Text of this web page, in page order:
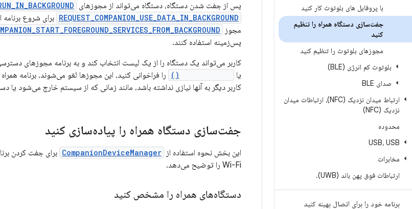
با پروفایل های بلوتوث کار کنید
جفت‌سازی دستگاه همراه را تنظیم
کنید
مجوزهای بلوتوث را تنظیم کنید
بلوتوث کم انرژی (BLE)
صدای BLE
ارتباط میدان نزدیک (NFC)، ارتباطات میدان
نزدیک (NFC)
محدوده
USB، USB
مخابرات
ارتباطات فوق پهن باند (UWB)
.
برنامه خود را برای اتصال بهینه کنید
پس از جفت شدن دستگاه، دستگاه می‌تواند از مجوزهای
REQUEST_COMPANION_USE_DATA_IN_BACKGROUND برای شروع برنامه
مجوز
پس‌زمینه استفاده کنند.
کاربر می‌تواند یک دستگاه را از یک لیست انتخاب کند و به برنامه مجوزهای
یا
را فراخوانی کنید، این مجوزها لغو می‌شوند. برنامه
کاربر دیگر به آنها نیازی نداشته باشد، مانند زمانی که از سیستم خارج می‌شود
جفت‌سازی دستگاه همراه را پیاده‌سازی کنید
این بخش نحوه استفاده از CompanionDeviceManager
Wi-Fi را توضیح می‌دهد.
دستگاه‌های همراه را مشخص کنید